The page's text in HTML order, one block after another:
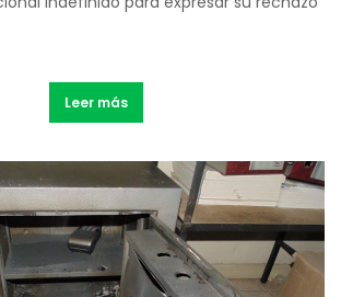
Leer más